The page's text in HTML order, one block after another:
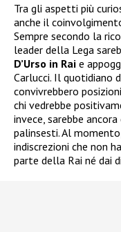
Tra gli aspetti più
anche il
Sempre secondo la
leader della Lega
D’Urso in Rai e
Carlucci. Il quotidiano
convivrebbero
chi vedrebbe
invece, sarebbe
palinsesti. Al
indiscrezioni che non
parte della Rai né dai